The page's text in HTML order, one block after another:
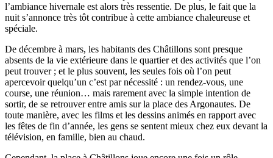
l’ambiance hivernale est alors très ressentie. De plus, le fait que la
nuit s’annonce très tôt contribue à cette ambiance chaleureuse et
spéciale.
De décembre à mars, les habitants des Châtillons sont presque
absents de la vie extérieure dans le quartier et des activités que l’on
peut trouver ; et le plus souvent, les seules fois où l’on peut
apercevoir quelqu’un c’est par nécessité : un rendez-vous, une
course, une réunion… mais rarement avec la simple intention de
sortir, de se retrouver entre amis sur la place des Argonautes. De
toute manière, avec les films et les dessins animés en rapport avec
les fêtes de fin d’année, les gens se sentent mieux chez eux devant la
télévision, en famille, bien au chaud.